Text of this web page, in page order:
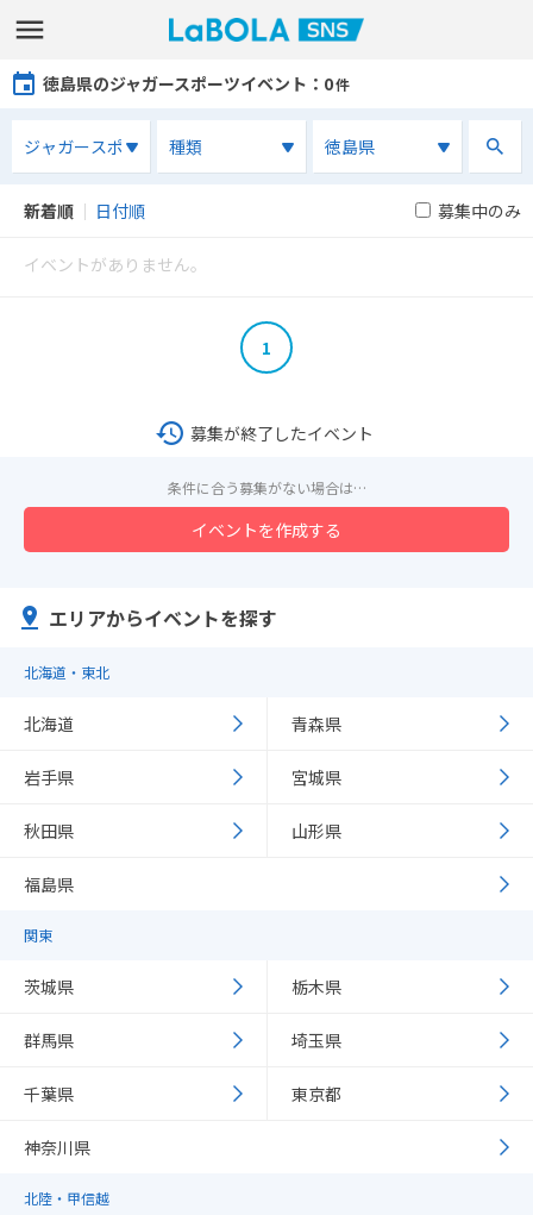
徳島県のジャガースポーツイベント ：0件
新着順 ｜ 日付順 募集中のみ
イベントがありません。
1
募集が終了したイベント
条件に合う募集がない場合は…
イベントを作成する
エリアからイベントを探す
北海道・東北
北海道 青森県
岩手県 宮城県
秋田県 山形県
福島県
関東
茨城県 栃木県
群馬県 埼玉県
千葉県 東京都
神奈川県
北陸・甲信越